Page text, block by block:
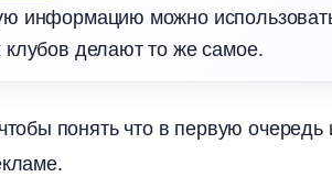
информацию можно
клубов делают то же самое.
понять что в первую